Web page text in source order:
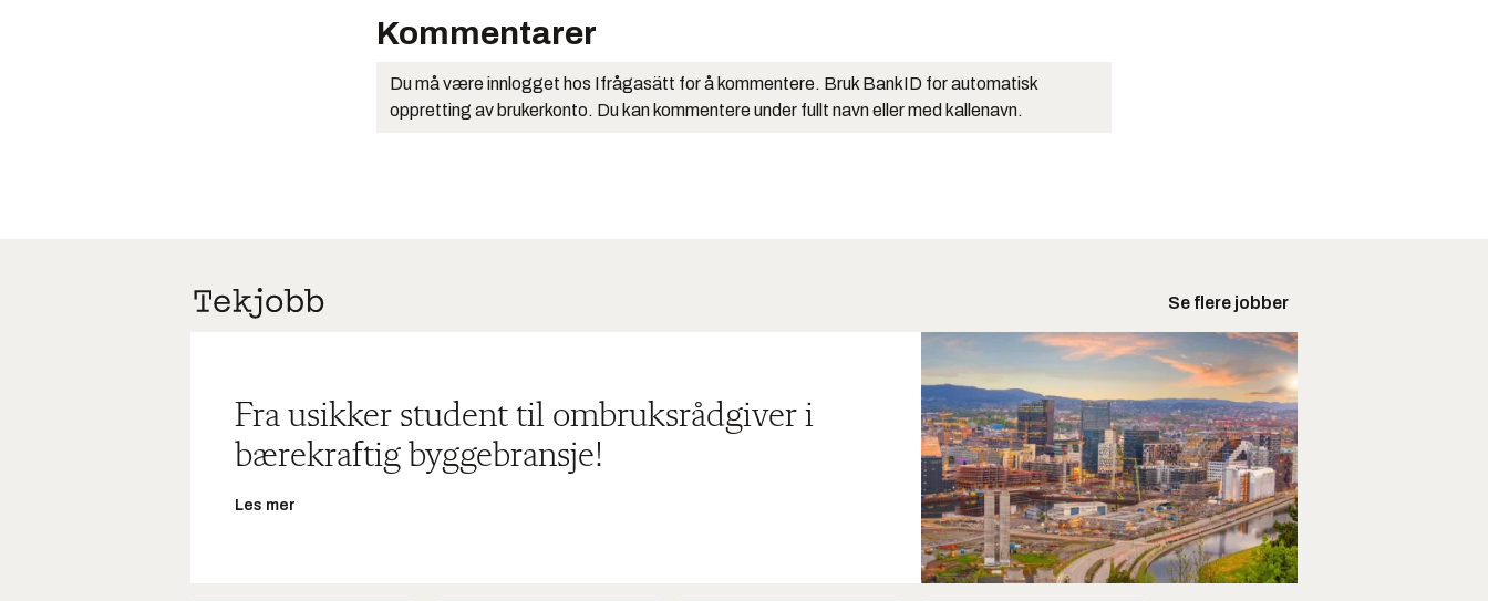
Kommentarer
Du må være innlogget hos Ifrågasätt for å kommentere. Bruk BankID for automatisk
oppretting av brukerkonto. Du kan kommentere under fullt navn eller med kallenavn.
Se flere jobber
Fra usikker student til ombruksrådgiver i
bærekraftig byggebransje!
Les mer